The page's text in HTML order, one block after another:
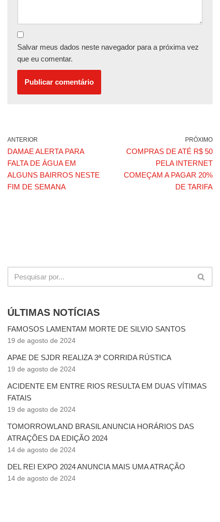
Salvar meus dados neste navegador para a próxima vez
que eu comentar.
ANTERIOR
DAMAE ALERTA PARA
FALTA DE ÁGUA EM
ALGUNS BAIRROS NESTE
FIM DE SEMANA
PRÓXIMO
COMPRAS DE ATÉ R$ 50
PELA INTERNET
COMEÇAM A PAGAR 20%
DE TARIFA
ÚLTIMAS NOTÍCIAS
FAMOSOS LAMENTAM MORTE DE SILVIO SANTOS
19 de agosto de 2024
APAE DE SJDR REALIZA 3ª CORRIDA RÚSTICA
19 de agosto de 2024
ACIDENTE EM ENTRE RIOS RESULTA EM DUAS VÍTIMAS
FATAIS
19 de agosto de 2024
TOMORROWLAND BRASIL ANUNCIA HORÁRIOS DAS
ATRAÇÕES DA EDIÇÃO 2024
14 de agosto de 2024
DEL REI EXPO 2024 ANUNCIA MAIS UMA ATRAÇÃO
14 de agosto de 2024